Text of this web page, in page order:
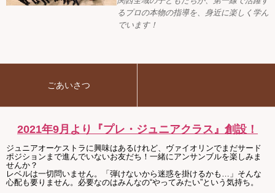
るプロの本物の指導を、身近に楽しく学ん
でいます！
指導者ご紹介
プレジュニア クラス
アーカイブ
Ｑ＆Ａ
お問い合わせ
ごあいさつ
2021年9月より『プレ・ジュニアクラス』創設！
ジュニアオーケストラに興味はあるけれど、ヴァイオリンでまだサード
ポジションまで進んでいないお友だち！一緒にアンサンブルを楽しみま
せんか？
レベルは一切問いません。「弾けないから迷惑を掛けるかも…」そんな
心配も要りません。必要なのはみんなの“やってみたい”という気持ち。